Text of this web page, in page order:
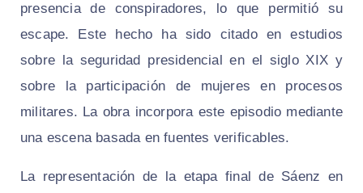
presencia de conspiradores, lo que permitió su
escape. Este hecho ha sido citado en estudios
sobre la seguridad presidencial en el siglo XIX y
sobre la participación de mujeres en procesos
militares. La obra incorpora este episodio mediante
una escena basada en fuentes verificables.
La representación de la etapa final de Sáenz en